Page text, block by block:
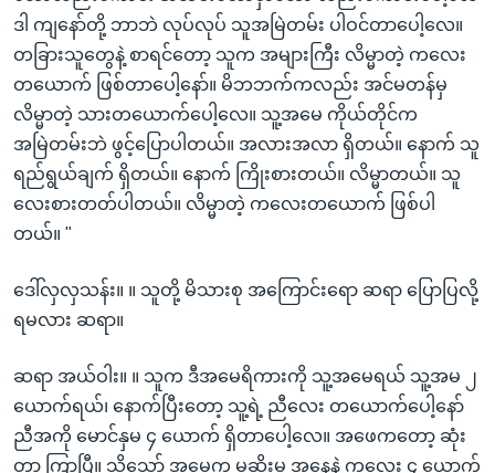
ဒါ ကျနော်တို့ ဘာဘဲ လုပ်လုပ် သူအမြဲတမ်း ပါဝင်တာပေါ့လေ။
တခြားသူတွေနဲ့ စာရင်တော့ သူက အများကြီး လိမ္မာတဲ့ ကလေး
တယောက် ဖြစ်တာပေါ့နော်။ မိဘဘက်ကလည်း အင်မတန်မှ
လိမ္မာတဲ့ သားတယောက်ပေါ့လေ။ သူ့အမေ ကိုယ်တိုင်က
အမြဲတမ်းဘဲ ဖွင့်ပြောပါတယ်။ အလားအလာ ရှိတယ်။ နောက် သူ
ရည်ရွယ်ချက် ရှိတယ်။ နောက် ကြိုးစားတယ်။ လိမ္မာတယ်။ သူ
လေးစားတတ်ပါတယ်။ လိမ္မာတဲ့ ကလေးတယောက် ဖြစ်ပါ
တယ်။ "
ဒေါ်လှလှသန်း။ ။ သူတို့ မိသားစု အကြောင်းရော ဆရာ ပြောပြလို့
ရမလား ဆရာ။
ဆရာ အယ်ဝါး။ ။ သူက ဒီအမေရိကားကို သူ့အမေရယ် သူ့အမ ၂
ယောက်ရယ်၊ နောက်ပြီးတော့ သူ့ရဲ့ ညီလေး တယောက်ပေါ့နော်
ညီအကို မောင်နှမ ၄ ယောက် ရှိတာပေါ့လေ။ အဖေကတော့ ဆုံး
တာ ကြာပြီ။ သို့သော် အမေက မုဆိုးမ အနေနဲ့ ကလေး ၄ ယောက်